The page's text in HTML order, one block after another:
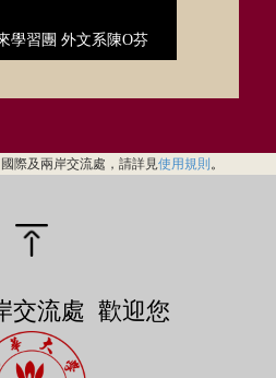
學習團 外文系陳O芬
際及兩岸交流處，請詳見 使用規則 。
交流處 歡迎您